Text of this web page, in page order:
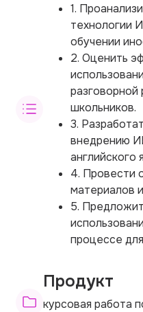
1.
технологии
обучении
2. Оценить
школьников.
3.
внедрению
английского
4. Провести
материалов
5.
процессе
Продукт
курсовая работа